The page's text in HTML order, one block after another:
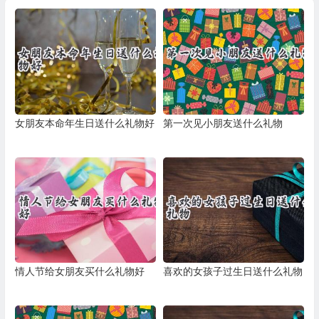
女朋友本命年生日送什么礼物好 第一次见小朋友送什么礼物
情人节给女朋友买什么礼物好 喜欢的女孩子过生日送什么礼物